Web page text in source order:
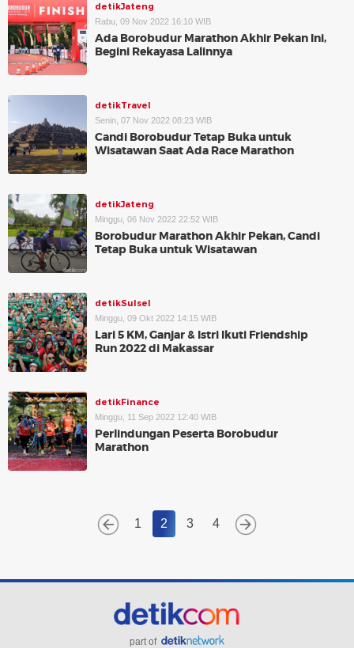
detikJateng
Rabu, 09 Nov 2022 16:10 WIB
Ada Borobudur Marathon Akhir Pekan Ini,
Begini Rekayasa Lalinnya
detikTravel
Senin, 07 Nov 2022 08:23 WIB
Candi Borobudur Tetap Buka untuk
Wisatawan Saat Ada Race Marathon
detikJateng
Minggu, 06 Nov 2022 22:52 WIB
Borobudur Marathon Akhir Pekan, Candi
Tetap Buka untuk Wisatawan
detikSulsel
Minggu, 09 Okt 2022 14:15 WIB
Lari 5 KM, Ganjar & Istri Ikuti Friendship
Run 2022 di Makassar
detikFinance
Minggu, 11 Sep 2022 12:40 WIB
Perlindungan Peserta Borobudur
Marathon
1 2 3 4
part of